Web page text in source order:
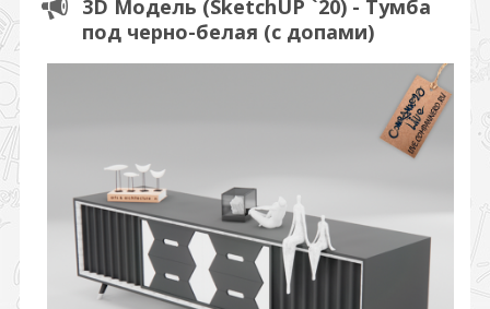
3D Модель (SketchUP `20) - Тумба
под черно-белая (с допами)